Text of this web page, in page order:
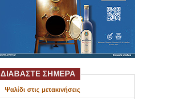
ΔΙΑΒΑΣΤΕ ΣΗΜΕΡΑ
Ψαλίδι στις μετακινήσεις